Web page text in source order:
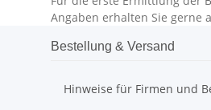
Angaben erhalten Sie gerne
Bestellung & Versand
Hinweise für Firmen und